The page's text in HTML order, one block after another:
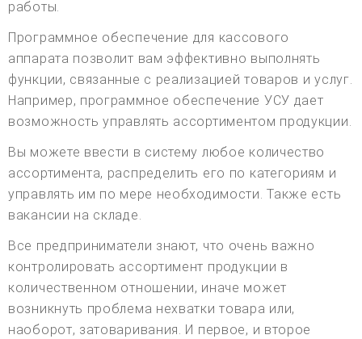
работы.
Программное обеспечение для кассового
аппарата позволит вам эффективно выполнять
функции, связанные с реализацией товаров и услуг.
Например, программное обеспечение УСУ дает
возможность управлять ассортиментом продукции.
Вы можете ввести в систему любое количество
ассортимента, распределить его по категориям и
управлять им по мере необходимости. Также есть
вакансии на складе.
Все предприниматели знают, что очень важно
контролировать ассортимент продукции в
количественном отношении, иначе может
возникнуть проблема нехватки товара или,
наоборот, затоваривания. И первое, и второе